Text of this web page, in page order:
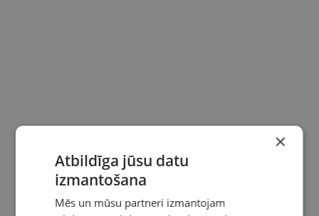
×
Atbildīga jūsu datu
izmantošana
Mēs un mūsu partneri izmantojam